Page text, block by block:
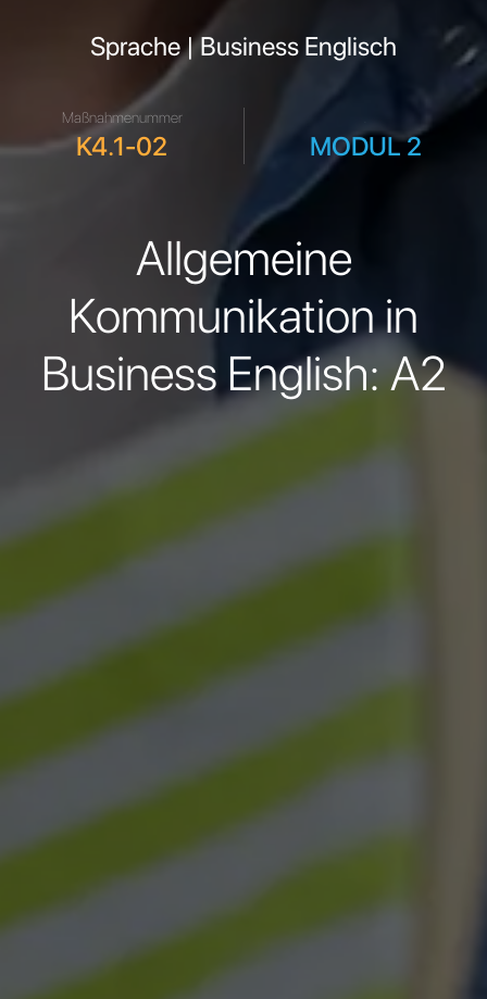
Sprache | Business Englisch
Maßnahmenummer
K4.1-02 MODUL 2
Allgemeine
Kommunikation in
Business English: A2